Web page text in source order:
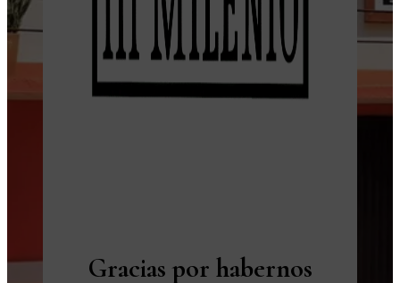
Gracias por habernos